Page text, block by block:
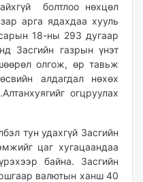
болтлоо нөхцөл
арга ядахдаа хууль
18-ны 293 дугаар
Засгийн газрын үнэт
олгож, өр тавьж
алдагдал нөхөх
огцруулах
тун удахгүй Засгийн
цаг хугацаандаа
байна. Засгийн
валютын ханш 40